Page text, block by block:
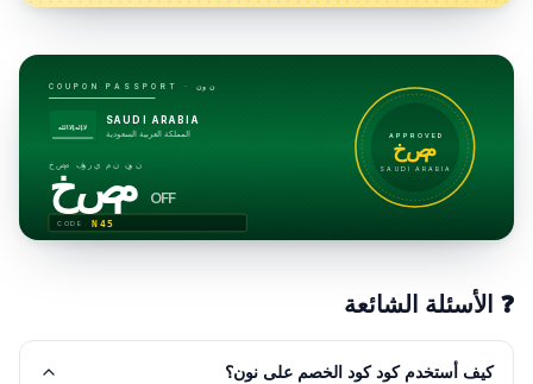
COUPON PASSPORT · نون
لا إله إلا الله
SAUDI ARABIA
المملكة العربية السعودية
خصم فوري من نون
خصم OFF
CODE N45
APPROVED
خصم
SAUDI ARABIA
❓ الأسئلة الشائعة
كيف أستخدم كود كود الخصم على نون؟